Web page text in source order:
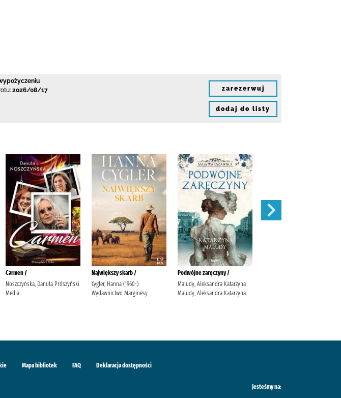
2026/08/17 zarezerwuj
dodaj do listy
Carmen /
Noszczyńska, Danuta Prószyński
Media
Największy skarb /
Cygler, Hanna (1960-).
Wydawnictwo Marginesy
Podwójne zaręczyny /
Maludy, Aleksandra Katarzyna
Maludy, Aleksandra Katarzyna.
Mapa bibliotek FAQ Deklaracja dostępności
Jesteśmy na: